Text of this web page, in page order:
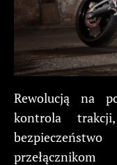
Rewolucją na
kontrola